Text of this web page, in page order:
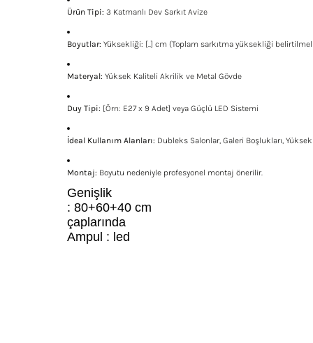
Ürün Tipi: 3 Katmanlı Dev Sarkıt Avize
Boyutlar: Yüksekliği: [..] cm (Toplam sarkıtma yüksekliği
Materyal: Yüksek Kaliteli Akrilik ve Metal Gövde
Duy Tipi: [Örn: E27 x 9 Adet] veya Güçlü LED Sistemi
İdeal Kullanım Alanları: Dubleks Salonlar, Galeri Boşlukları,
Montaj: Boyutu nedeniyle profesyonel montaj önerilir.
Genişlik
: 80+60+40 cm
çaplarında
Ampul : led